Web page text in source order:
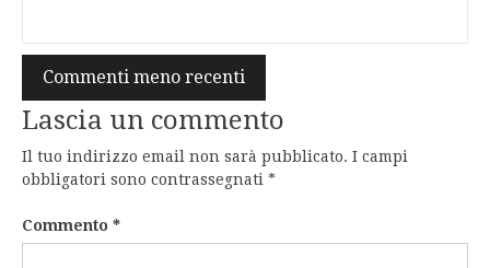
Navigazione
commenti
Commenti meno recenti
Lascia un commento
Il tuo indirizzo email non sarà pubblicato. I campi
obbligatori sono contrassegnati *
Commento *